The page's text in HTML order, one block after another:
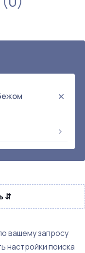
⇵
вашему запросу
настройки поиска